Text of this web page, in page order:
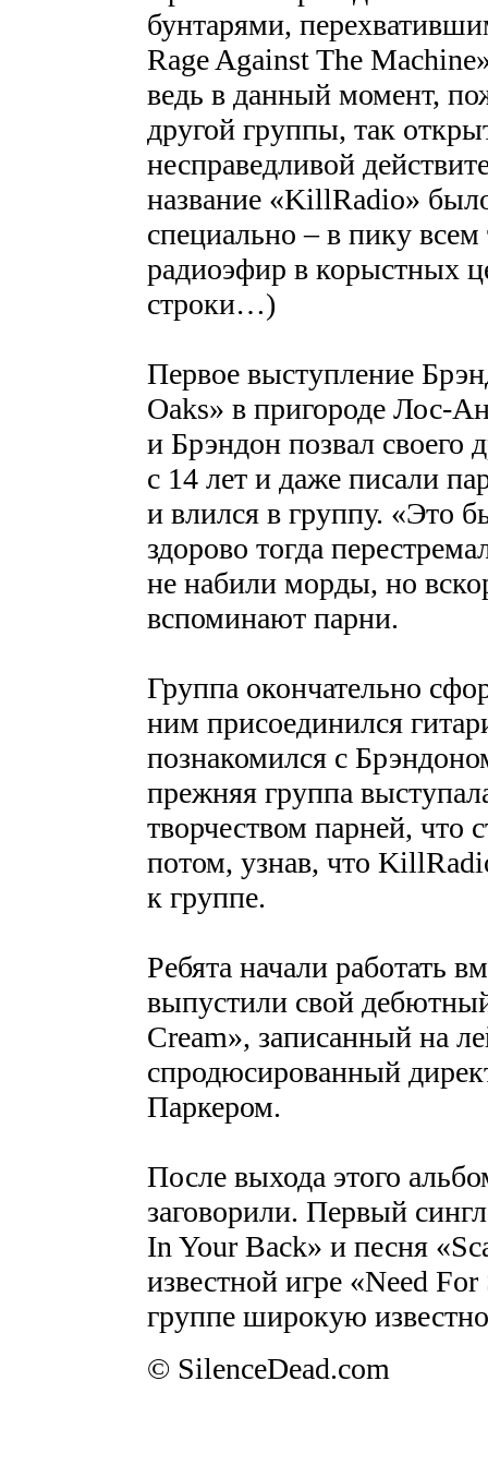
бунтарями,
Rage Against The
ведь в данный момент,
другой группы, так
несправедливой
название «KillRadio»
специально – в пику всем
радиоэфир в корыстных
строки…)
Первое выступление
Oaks» в пригороде Лос-
и Брэндон позвал своего
с 14 лет и даже писали
и влился в группу. «Это
здорово тогда
не набили морды, но
вспоминают парни.
Группа окончательно
ним присоединился
познакомился с
прежняя группа
творчеством парней, что
потом, узнав, что
к группе.
Ребята начали работать
выпустили свой
Cream», записанный на
спродюсированный
Паркером.
После выхода этого
заговорили. Первый
In Your Back» и песня
известной игре «Need
группе широкую
© SilenceDead.com